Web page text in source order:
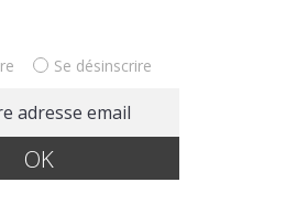
Se désinscrire